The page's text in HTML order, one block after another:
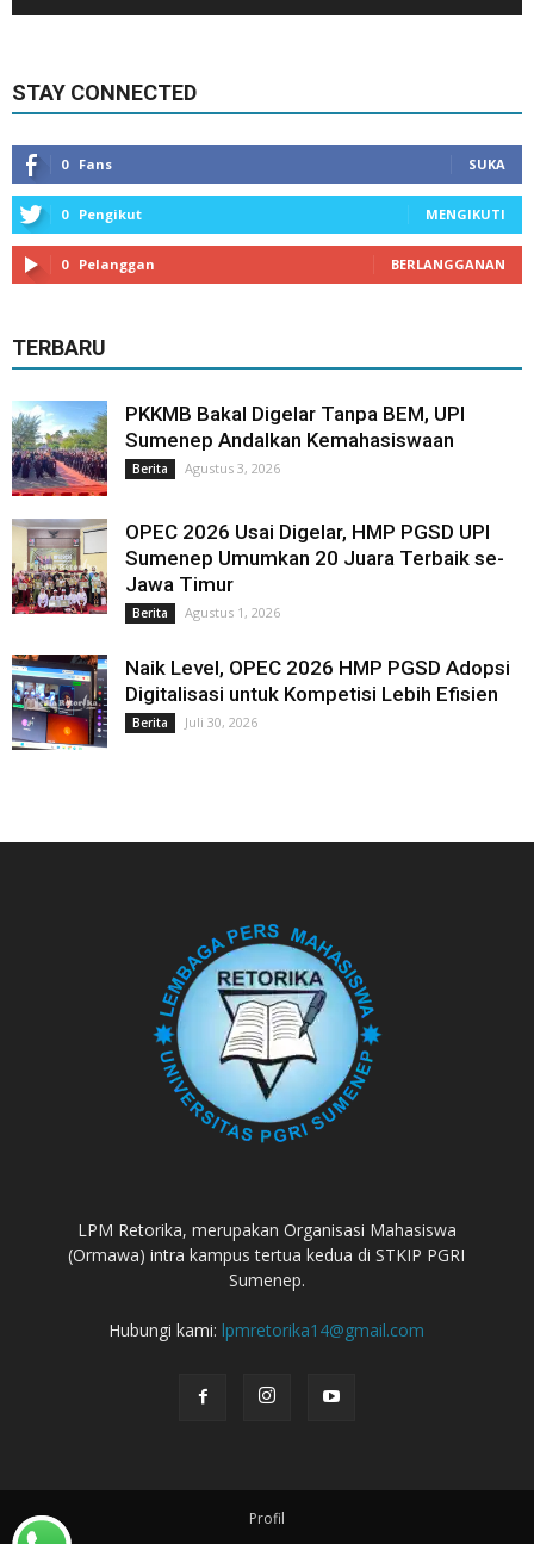
STAY CONNECTED
0 Fans SUKA
0 Pengikut MENGIKUTI
0 Pelanggan BERLANGGANAN
TERBARU
PKKMB Bakal Digelar Tanpa BEM, UPI
Sumenep Andalkan Kemahasiswaan
Berita Agustus 3, 2026
OPEC 2026 Usai Digelar, HMP PGSD UPI
Sumenep Umumkan 20 Juara Terbaik se-
Jawa Timur
Berita Agustus 1, 2026
Naik Level, OPEC 2026 HMP PGSD Adopsi
Digitalisasi untuk Kompetisi Lebih Efisien
Berita Juli 30, 2026
LPM Retorika, merupakan Organisasi Mahasiswa
(Ormawa) intra kampus tertua kedua di STKIP PGRI
Sumenep.
Hubungi kami: lpmretorika14@gmail.com
Profil